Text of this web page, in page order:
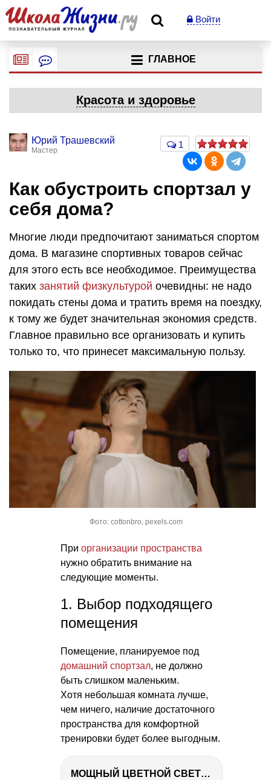
Войти
ГЛАВНОЕ
Красота и здоровье
Юрий Трашевский
Мастер
1
Как обустроить спортзал у
себя дома?
Многие люди предпочитают заниматься спортом
дома. В магазине спортивных товаров сейчас
для этого есть все необходимое. Преимущества
таких занятий физкультурой очевидны: не надо
покидать стены дома и тратить время на поездку,
к тому же будет значительная экономия средств.
Главное правильно все организовать и купить
только то, что принесет максимальную пользу.
Фото: cottonbro, pexels.com
При организации пространства
нужно обратить внимание на
следующие моменты.
1. Выбор подходящего
помещения
Помещение, планируемое под
домашний спортзал, не должно
быть слишком маленьким.
Хотя небольшая комната лучше,
чем ничего, наличие достаточного
пространства для комфортной
тренировки будет более выгодным.
МОЩНЫЙ ЦВЕТНОЙ СВЕТ – NANLITE FC-500C